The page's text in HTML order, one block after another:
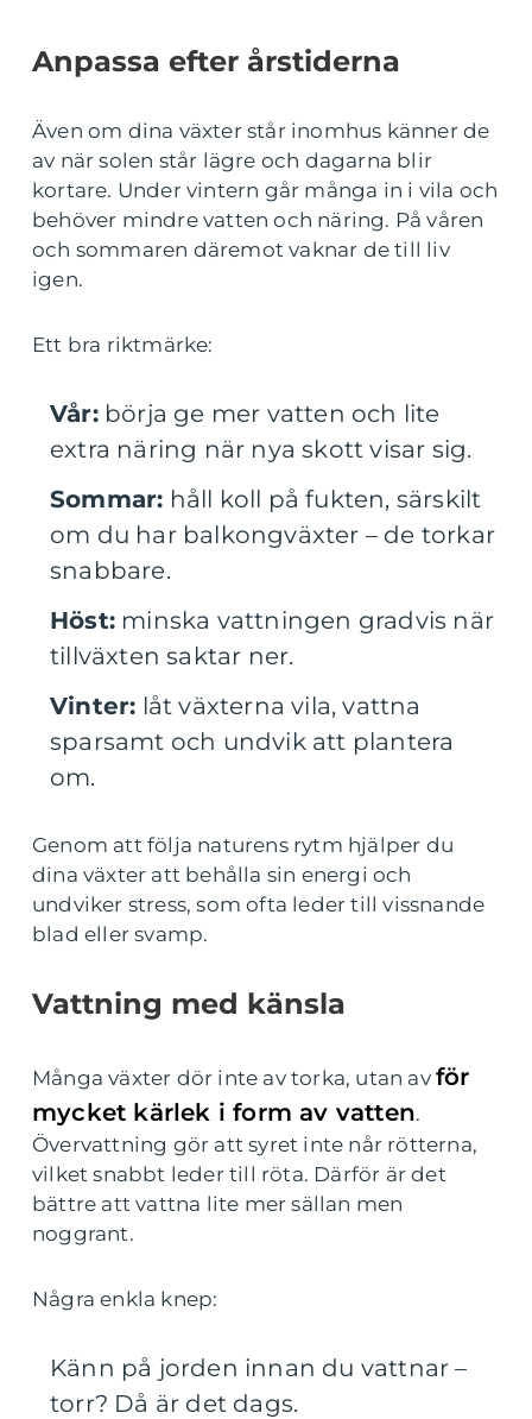
Anpassa efter årstiderna
Även om dina växter står inomhus känner de
av när solen står lägre och dagarna blir
kortare. Under vintern går många in i vila och
behöver mindre vatten och näring. På våren
och sommaren däremot vaknar de till liv
igen.
Ett bra riktmärke:
Vår:börja ge mer vatten och lite
extra näring när nya skott visar sig.
Sommar: håll koll på fukten, särskilt
om du har balkongväxter – de torkar
snabbare.
Höst: minska vattningen gradvis när
tillväxten saktar ner.
Vinter: låt växterna vila, vattna
sparsamt och undvik att plantera
om.
Genom att följa naturens rytm hjälper du
dina växter att behålla sin energi och
undviker stress, som ofta leder till vissnande
blad eller svamp.
Vattning med känsla
Många växter dör inte av torka, utan av för
mycket kärlek i form av vatten.
Övervattning gör att syret inte når rötterna,
vilket snabbt leder till röta. Därför är det
bättre att vattna lite mer sällan men
noggrant.
Några enkla knep:
Känn på jorden innan du vattnar –
torr? Då är det dags.